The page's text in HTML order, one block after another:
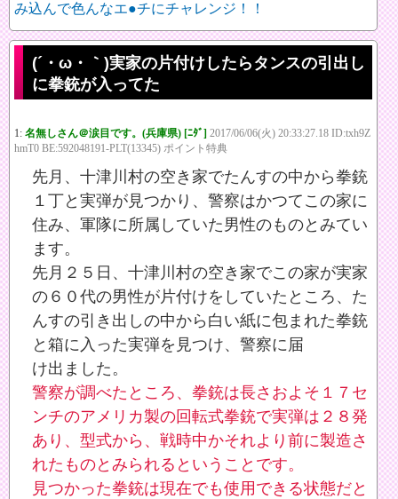
み込んで色んなエ●チにチャレンジ！！
(´・ω・｀)実家の片付けしたらタンスの引出し
に拳銃が入ってた
1: 名無しさん＠涙目です。(兵庫県) [ﾆﾀﾞ] 2017/06/06(火) 20:33:27.18 ID:txh9Z
hmT0 BE:592048191-PLT(13345) ポイント特典
先月、十津川村の空き家でたんすの中から拳銃
１丁と実弾が見つかり、警察はかつてこの家に
住み、軍隊に所属していた男性のものとみてい
ます。
先月２５日、十津川村の空き家でこの家が実家
の６０代の男性が片付けをしていたところ、た
んすの引き出しの中から白い紙に包まれた拳銃
と箱に入った実弾を見つけ、警察に届
け出ました。
警察が調べたところ、拳銃は長さおよそ１７セ
ンチのアメリカ製の回転式拳銃で実弾は２８発
あり、型式から、戦時中かそれより前に製造さ
れたものとみられるということです。
見つかった拳銃は現在でも使用できる状態だと